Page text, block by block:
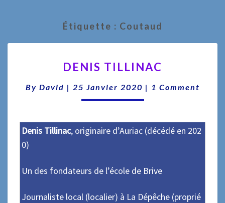
Étiquette : Coutaud
TILLINAC
DENIS TILLINAC
By David | 25 Janvier 2020 | Comments
1 Comment
Denis Tillinac, originaire d’Auriac (décédé en 202
0)
Un des fondateurs de l’école de Brive
Journaliste local (localier) à La Dépêche (proprié